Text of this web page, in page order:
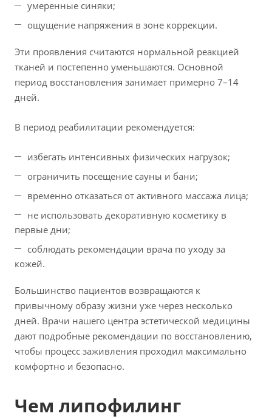
умеренные синяки;
ощущение напряжения в зоне коррекции.
Эти проявления считаются нормальной реакцией
тканей и постепенно уменьшаются. Основной
период восстановления занимает примерно 7–14
дней.
В период реабилитации рекомендуется:
избегать интенсивных физических нагрузок;
ограничить посещение сауны и бани;
временно отказаться от активного массажа лица;
не использовать декоративную косметику в
первые дни;
соблюдать рекомендации врача по уходу за
кожей.
Большинство пациентов возвращаются к
привычному образу жизни уже через несколько
дней. Врачи нашего центра эстетической медицины
дают подробные рекомендации по восстановлению,
чтобы процесс заживления проходил максимально
комфортно и безопасно.
Чем липофилинг